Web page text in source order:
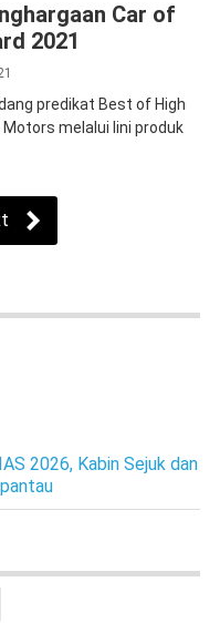
Car of
2021
predikat Best of High
melalui lini produk
2026, Kabin Sejuk dan